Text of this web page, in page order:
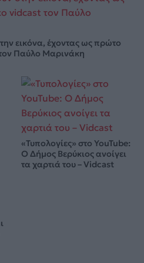
εικόνα, έχοντας ως πρώτο
Παύλο Μαρινάκη
«Τυπολογίες» στο YouTube:
Ο Δήμος Βερύκιος ανοίγει
τα χαρτιά του – Vidcast